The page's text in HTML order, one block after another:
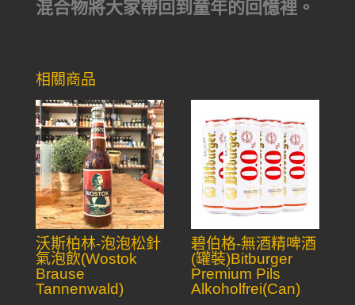
混合物將大家帶回到童年的回憶裡。
相關商品
沃斯柏林-泡泡松針
氣泡飲(Wostok
Brause
Tannenwald)
碧伯格-無酒精啤酒
(罐裝)Bitburger
Premium Pils
Alkoholfrei(Can)